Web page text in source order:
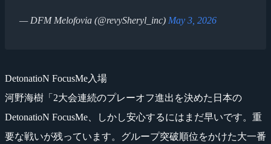
— DFM Melofovia (@revySheryl_inc) May 3, 2026
DetonatioN FocusMe入場
河野海樹「2大会連続のプレーオフ進出を決めた日本の
DetonatioN FocusMe、しかし安心するにはまだ早いです。重
要な戦いが残っています。グループ突破順位をかけた大一番